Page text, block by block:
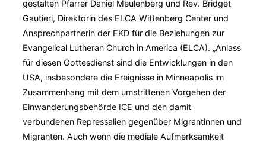
gestalten Pfarrer Daniel Meulenberg und Rev. Bridget
Gautieri, Direktorin des ELCA Wittenberg Center und
Ansprechpartnerin der EKD für die Beziehungen zur
Evangelical Lutheran Church in America (ELCA). „Anlass
für diesen Gottesdienst sind die Entwicklungen in den
USA, insbesondere die Ereignisse in Minneapolis im
Zusammenhang mit dem umstrittenen Vorgehen der
Einwanderungsbehörde ICE und den damit
verbundenen Repressalien gegenüber Migrantinnen und
Migranten. Auch wenn die mediale Aufmerksamkeit